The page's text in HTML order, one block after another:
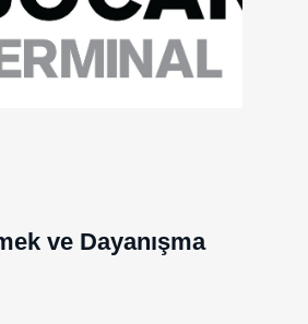
ve Dayanışma